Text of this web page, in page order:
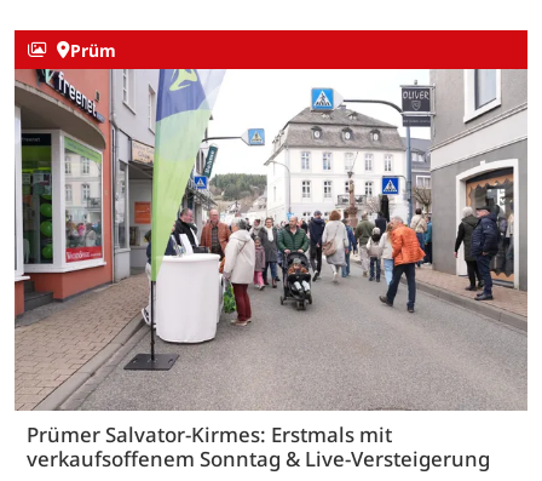
Prüm
Prümer Salvator-Kirmes: Erstmals mit
verkaufsoffenem Sonntag & Live-Versteigerung